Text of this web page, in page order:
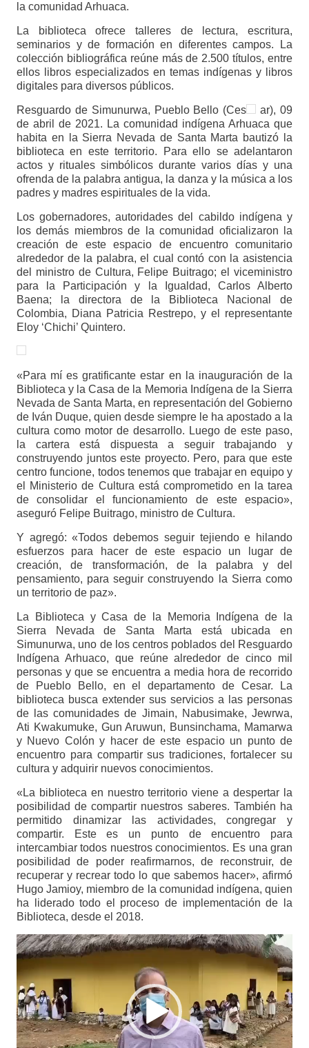
la comunidad Arhuaca.
La biblioteca ofrece talleres de lectura, escritura,
seminarios y de formación en diferentes campos. La
colección bibliográfica reúne más de 2.500 títulos, entre
ellos libros especializados en temas indígenas y libros
digitales para diversos públicos.
Resguardo de Simunurwa, Pueblo Bello (Ces
ar), 09
de abril de 2021. La comunidad indígena Arhuaca que
habita en la Sierra Nevada de Santa Marta bautizó la
biblioteca en este territorio. Para ello se adelantaron
actos y rituales simbólicos durante varios días y una
ofrenda de la palabra antigua, la danza y la música a los
padres y madres espirituales de la vida.
Los gobernadores, autoridades del cabildo indígena y
los demás miembros de la comunidad oficializaron la
creación de este espacio de encuentro comunitario
alrededor de la palabra, el cual contó con la asistencia
del ministro de Cultura, Felipe Buitrago; el viceministro
para la Participación y la Igualdad, Carlos Alberto
Baena; la directora de la Biblioteca Nacional de
Colombia, Diana Patricia Restrepo, y el representante
Eloy ‘Chichi’ Quintero.
«Para mí es gratificante estar en la inauguración de la
Biblioteca y la Casa de la Memoria Indígena de la Sierra
Nevada de Santa Marta, en representación del Gobierno
de Iván Duque, quien desde siempre le ha apostado a la
cultura como motor de desarrollo. Luego de este paso,
la cartera está dispuesta a seguir trabajando y
construyendo juntos este proyecto. Pero, para que este
centro funcione, todos tenemos que trabajar en equipo y
el Ministerio de Cultura está comprometido en la tarea
de consolidar el funcionamiento de este espacio»,
aseguró Felipe Buitrago, ministro de Cultura.
Y agregó: «Todos debemos seguir tejiendo e hilando
esfuerzos para hacer de este espacio un lugar de
creación, de transformación, de la palabra y del
pensamiento, para seguir construyendo la Sierra como
un territorio de paz».
La Biblioteca y Casa de la Memoria Indígena de la
Sierra Nevada de Santa Marta está ubicada en
Simunurwa, uno de los centros poblados del Resguardo
Indígena Arhuaco, que reúne alrededor de cinco mil
personas y que se encuentra a media hora de recorrido
de Pueblo Bello, en el departamento de Cesar. La
biblioteca busca extender sus servicios a las personas
de las comunidades de Jimain, Nabusimake, Jewrwa,
Ati Kwakumuke, Gun Aruwun, Bunsinchama, Mamarwa
y Nuevo Colón y hacer de este espacio un punto de
encuentro para compartir sus tradiciones, fortalecer su
cultura y adquirir nuevos conocimientos.
«La biblioteca en nuestro territorio viene a despertar la
posibilidad de compartir nuestros saberes. También ha
permitido dinamizar las actividades, congregar y
compartir. Este es un punto de encuentro para
intercambiar todos nuestros conocimientos. Es una gran
posibilidad de poder reafirmarnos, de reconstruir, de
recuperar y recrear todo lo que sabemos hacer», afirmó
Hugo Jamioy, miembro de la comunidad indígena, quien
ha liderado todo el proceso de implementación de la
Biblioteca, desde el 2018.
Reproductor
de